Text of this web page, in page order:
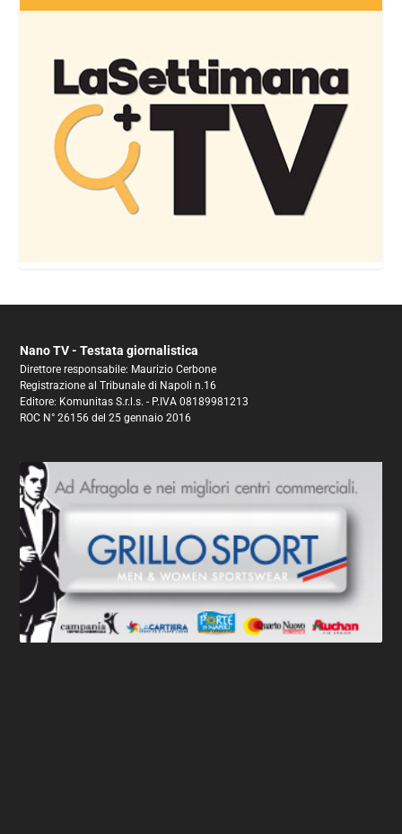
Nano TV - Testata giornalistica
Direttore responsabile: Maurizio Cerbone
Registrazione al Tribunale di Napoli n.16
Editore: Komunitas S.r.l.s. - P.IVA 08189981213
ROC N° 26156 del 25 gennaio 2016